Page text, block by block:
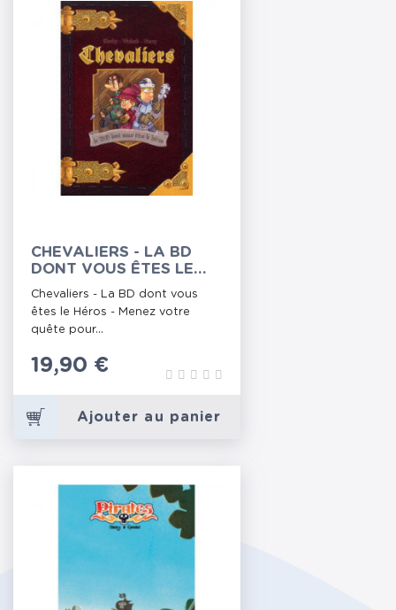
CHEVALIERS - LA BD
DONT VOUS ÊTES LE
HÉROS
Chevaliers - La BD dont vous
êtes le Héros - Menez votre
quête pour...
Prix
19,90 €
Ajouter au panier